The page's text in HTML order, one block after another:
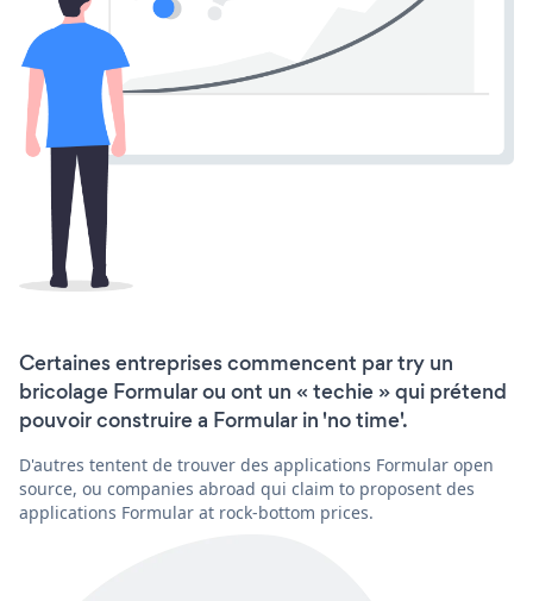
Certaines entreprises commencent par try un
bricolage Formular ou ont un « techie » qui prétend
pouvoir construire a Formular in 'no time'.
D'autres tentent de trouver des applications Formular open
source, ou companies abroad qui claim to proposent des
applications Formular at rock-bottom prices.